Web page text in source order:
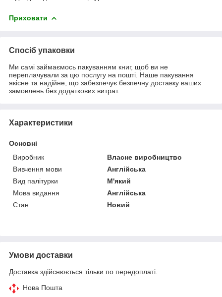
Приховати
Спосіб упаковки
Ми самі займаємось пакуванням книг, щоб ви не
переплачували за цю послугу на пошті. Наше пакування
якісне та надійне, що забезпечує безпечну доставку ваших
замовлень без додаткових витрат.
Характеристики
Основні
Виробник
Власне виробництво
Вивчення мови
Англійська
Вид палітурки
М'який
Мова видання
Англійська
Стан
Новий
Умови доставки
Доставка здійснюється тільки по передоплаті.
Нова Пошта